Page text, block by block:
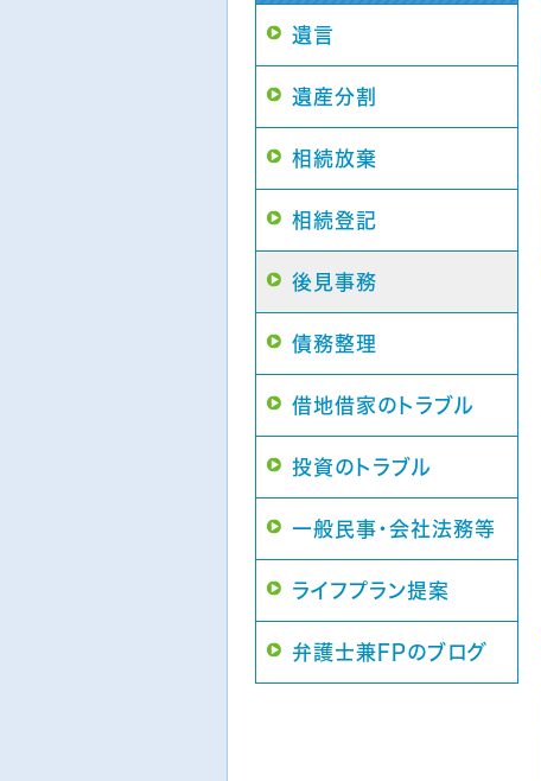
遺言
遺産分割
相続放棄
相続登記
後見事務
債務整理
借地借家のトラブル
投資のトラブル
一般民事・会社法務等
ライフプラン提案
弁護士兼FPのブログ